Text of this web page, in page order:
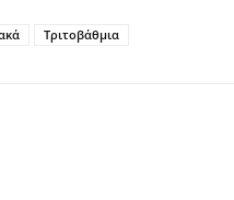
Τριτοβάθμια